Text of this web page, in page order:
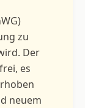
zu
Der
es
neuem